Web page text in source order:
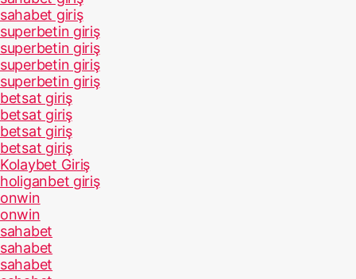
sahabet giriş
superbetin giriş
superbetin giriş
superbetin giriş
superbetin giriş
betsat giriş
betsat giriş
betsat giriş
betsat giriş
Kolaybet Giriş
holiganbet giriş
onwin
onwin
sahabet
sahabet
sahabet